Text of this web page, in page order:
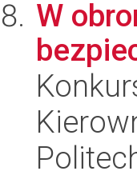
W